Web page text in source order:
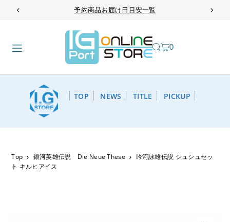
TRANSLATION MISSING: JA.ACCESSIBILITY.SKIP_TO_TEXT
予約商品お届け日目安一覧
0
TOP NEWS TITLE PICKUP
Top 銀河英雄伝説 Die Neue These
吟河詠雄伝説 シュシュセッ
ト キルヒアイス